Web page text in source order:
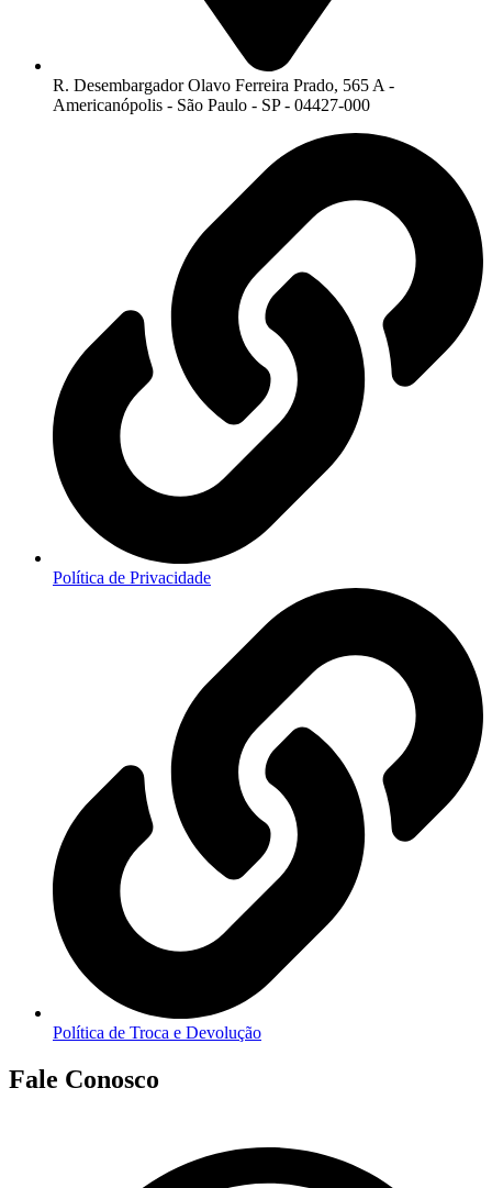
R. Desembargador Olavo Ferreira Prado, 565 A -
Americanópolis - São Paulo - SP - 04427-000
Política de Privacidade
Política de Troca e Devolução
Fale Conosco